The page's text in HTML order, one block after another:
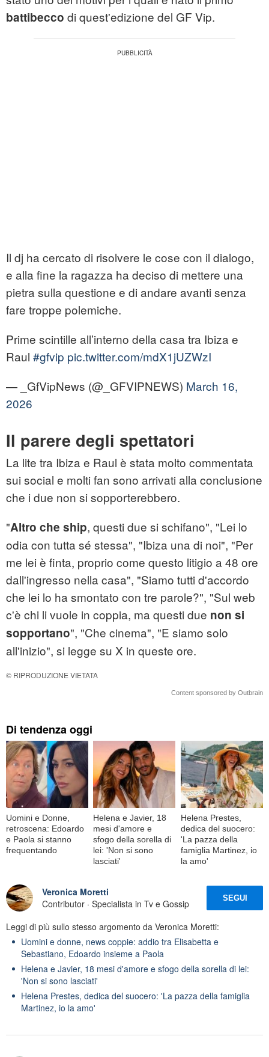
battibecco di quest'edizione del GF Vip.
Il dj ha cercato di risolvere le cose con il dialogo,
e alla fine la ragazza ha deciso di mettere una
pietra sulla questione e di andare avanti senza
fare troppe polemiche.
Prime scintille all’interno della casa tra Ibiza e
Raul #gfvip pic.twitter.com/mdX1jUZWzI
— _GfVipNews (@_GFVIPNEWS) March 16,
2026
Il parere degli spettatori
La lite tra Ibiza e Raul è stata molto commentata
sui social e molti fan sono arrivati alla conclusione
che i due non si sopporterebbero.
"Altro che ship, questi due si schifano", "Lei lo
odia con tutta sé stessa", "Ibiza una di noi", "Per
me lei è finta, proprio come questo litigio a 48 ore
dall'ingresso nella casa", "Siamo tutti d'accordo
che lei lo ha smontato con tre parole?", "Sul web
c'è chi li vuole in coppia, ma questi due non si
sopportano", "Che cinema", "E siamo solo
all'inizio", si legge su X in queste ore.
© RIPRODUZIONE VIETATA
Content sponsored by Outbrain
Di tendenza oggi
Uomini e Donne,
retroscena: Edoardo
e Paola si stanno
frequentando
Helena e Javier, 18
mesi d'amore e
sfogo della sorella di
lei: 'Non si sono
lasciati'
Helena Prestes,
dedica del suocero:
'La pazza della
famiglia Martinez, io
la amo'
Veronica Moretti
Contributor · Specialista in Tv e Gossip
SEGUI
Leggi di più sullo stesso argomento da Veronica Moretti:
Uomini e donne, news coppie: addio tra Elisabetta e
Sebastiano, Edoardo insieme a Paola
Helena e Javier, 18 mesi d'amore e sfogo della sorella di lei:
'Non si sono lasciati'
Helena Prestes, dedica del suocero: 'La pazza della famiglia
Martinez, io la amo'